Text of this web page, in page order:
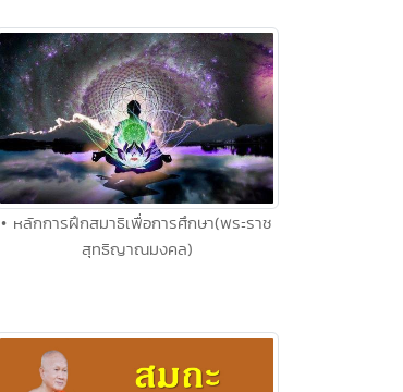
• หลักการฝึกสมาธิเพื่อการศึกษา(พระราช
สุทธิญาณมงคล)